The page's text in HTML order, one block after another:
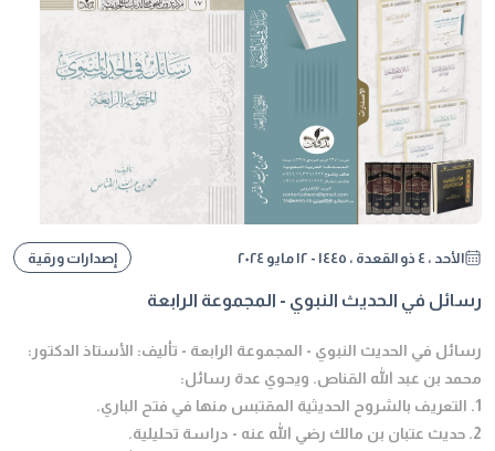
الأحد ، ٤ ذو القعدة ، ١٤٤٥ - ١٢ مايو ٢٠٢٤ إصدارات ورقية
رسائل في الحديث النبوي - المجموعة الرابعة
رسائل في الحديث النبوي - المجموعة الرابعة - تأليف: الأستاذ الدكتور:
محمد بن عبد الله القناص. ويحوي عدة رسائل:
1. التعريف بالشروح الحديثية المقتبس منها في فتح الباري.
2. حديث عتبان بن مالك رضي الله عنه - دراسة تحليلية.